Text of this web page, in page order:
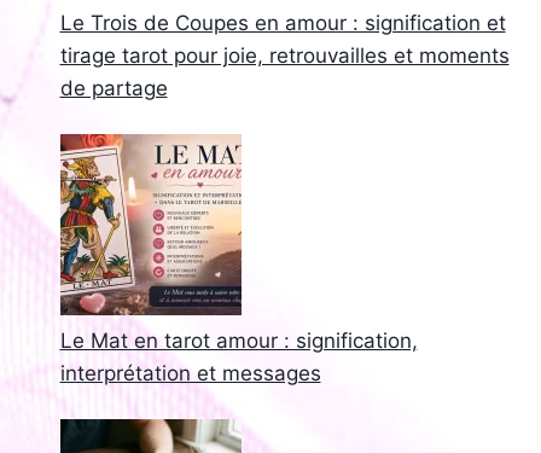
Le Trois de Coupes en amour : signification et
tirage tarot pour joie, retrouvailles et moments
de partage
Le Mat en tarot amour : signification,
interprétation et messages